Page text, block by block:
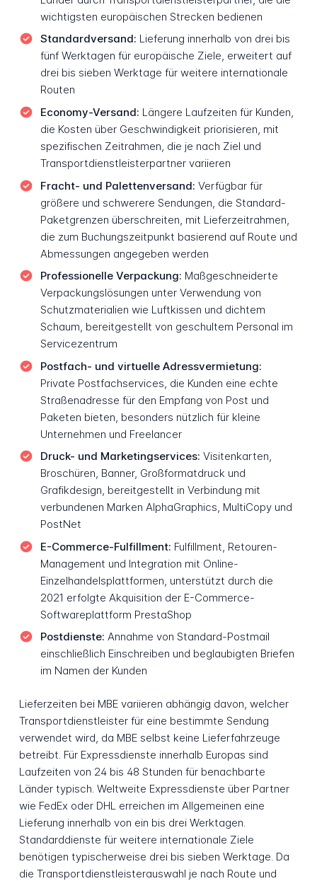
wichtigsten europäischen Strecken bedienen
Standardversand: Lieferung innerhalb von drei bis
fünf Werktagen für europäische Ziele, erweitert auf
drei bis sieben Werktage für weitere internationale
Routen
Economy-Versand: Längere Laufzeiten für Kunden,
die Kosten über Geschwindigkeit priorisieren, mit
spezifischen Zeitrahmen, die je nach Ziel und
Transportdienstleisterpartner variieren
Fracht- und Palettenversand: Verfügbar für
größere und schwerere Sendungen, die Standard-
Paketgrenzen überschreiten, mit Lieferzeitrahmen,
die zum Buchungszeitpunkt basierend auf Route und
Abmessungen angegeben werden
Professionelle Verpackung: Maßgeschneiderte
Verpackungslösungen unter Verwendung von
Schutzmaterialien wie Luftkissen und dichtem
Schaum, bereitgestellt von geschultem Personal im
Servicezentrum
Postfach- und virtuelle Adressvermietung:
Private Postfachservices, die Kunden eine echte
Straßenadresse für den Empfang von Post und
Paketen bieten, besonders nützlich für kleine
Unternehmen und Freelancer
Druck- und Marketingservices: Visitenkarten,
Broschüren, Banner, Großformatdruck und
Grafikdesign, bereitgestellt in Verbindung mit
verbundenen Marken AlphaGraphics, MultiCopy und
PostNet
E-Commerce-Fulfillment: Fulfillment, Retouren-
Management und Integration mit Online-
Einzelhandelsplattformen, unterstützt durch die
2021 erfolgte Akquisition der E-Commerce-
Softwareplattform PrestaShop
Postdienste: Annahme von Standard-Postmail
einschließlich Einschreiben und beglaubigten Briefen
im Namen der Kunden
Lieferzeiten bei MBE variieren abhängig davon, welcher
Transportdienstleister für eine bestimmte Sendung
verwendet wird, da MBE selbst keine Lieferfahrzeuge
betreibt. Für Expressdienste innerhalb Europas sind
Laufzeiten von 24 bis 48 Stunden für benachbarte
Länder typisch. Weltweite Expressdienste über Partner
wie FedEx oder DHL erreichen im Allgemeinen eine
Lieferung innerhalb von ein bis drei Werktagen.
Standarddienste für weitere internationale Ziele
benötigen typischerweise drei bis sieben Werktage. Da
die Transportdienstleisterauswahl je nach Route und